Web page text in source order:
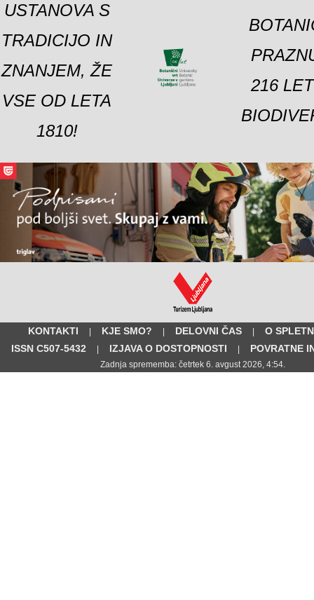
USTANOVA S
TRADICIJO IN
ZNANJEM, ŽE
VSE OD LETA
1810!
216
KONTAKTI | KJE SMO? | DELOVNI ČAS |
O
ISSN C507-5432
| IZJAVA O DOSTOPNOSTI | POVRATNE
Zadnja sprememba: četrtek 6. avgust 2026, 4:54.